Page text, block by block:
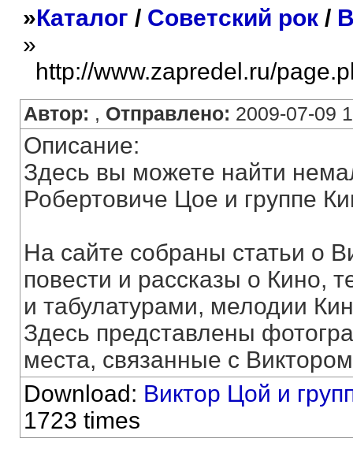
»Каталог / Советский рок/
»
http://www.zapredel.ru/
Автор: , Отправлено: 2009-07-09
Описание:
Здесь вы можете найти
Робертовиче Цое и группе
На сайте собраны статьи о
повести и рассказы о Кино,
и табулатурами, мелодии
Здесь представлены
места, связанные с
Download: Виктор Цой и
1723 times